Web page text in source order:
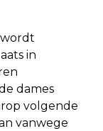
in
dames
volgende
vanwege